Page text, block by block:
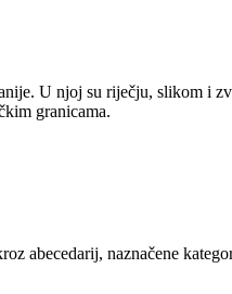
U njoj su riječju, slikom i
granicama.
abecedarij, naznačene